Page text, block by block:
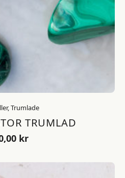
Trumlade
TRUMLAD
kr